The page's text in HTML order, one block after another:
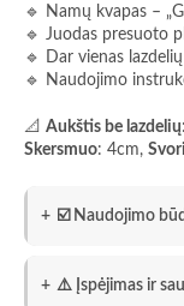
🔹 Namų kvapas –
🔹 Juodas presuoto
🔹 Dar vienas
🔹 Naudojimo
📐 Aukštis be lazdelių
Skersmuo: 4cm,
☑️ Naudojimo
⚠️ Įspėjimas ir